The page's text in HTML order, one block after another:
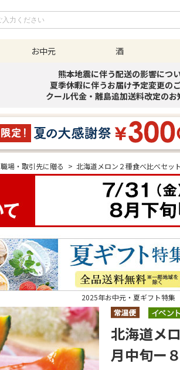
お中元 酒
熊本地震に伴う配送の影響につ
夏季休暇に伴うお届け予定変更の
クール代金・離島追加送料改定の
職場・取引先に贈る > 北海道メロン２種食べ比べセ
2025年お中元・夏ギフト特集
北海道メ
月中旬ー